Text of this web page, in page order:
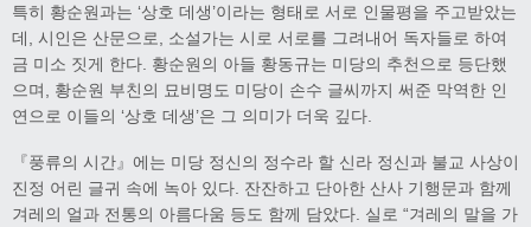
특히 황순원과는 ‘상호 데생’이라는 형태로 서로 인물평을 주고받았는
데, 시인은 산문으로, 소설가는 시로 서로를 그려내어 독자들로 하여
금 미소 짓게 한다. 황순원의 아들 황동규는 미당의 추천으로 등단했
으며, 황순원 부친의 묘비명도 미당이 손수 글씨까지 써준 막역한 인
연으로 이들의 ‘상호 데생’은 그 의미가 더욱 깊다.
『풍류의 시간』에는 미당 정신의 정수라 할 신라 정신과 불교 사상이
진정 어린 글귀 속에 녹아 있다. 잔잔하고 단아한 산사 기행문과 함께
겨레의 얼과 전통의 아름다움 등도 함께 담았다. 실로 “겨레의 말을 가